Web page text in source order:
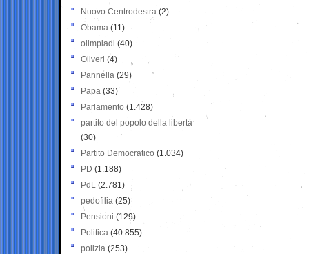
Nuovo Centrodestra (2)
Obama (11)
olimpiadi (40)
Oliveri (4)
Pannella (29)
Papa (33)
Parlamento (1.428)
partito del popolo della libertà
(30)
Partito Democratico (1.034)
PD (1.188)
PdL (2.781)
pedofilia (25)
Pensioni (129)
Politica (40.855)
polizia (253)